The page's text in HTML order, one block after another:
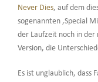
Never Dies, auf dem
sogenannten ‚Special
der Laufzeit noch in der
Version, die
Es ist unglaublich, dass